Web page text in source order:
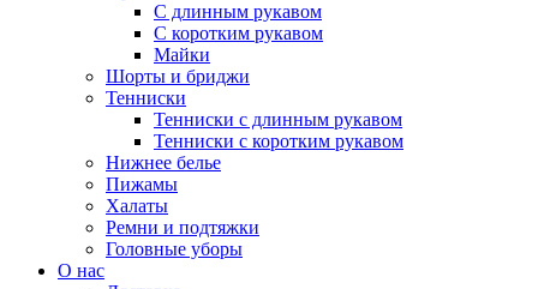
С длинным рукавом
С коротким рукавом
Майки
Шорты и бриджи
Тенниски
Тенниски с длинным рукавом
Тенниски с коротким рукавом
Нижнее белье
Пижамы
Халаты
Ремни и подтяжки
Головные уборы
О нас